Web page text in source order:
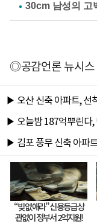
◎공감언론 뉴시스